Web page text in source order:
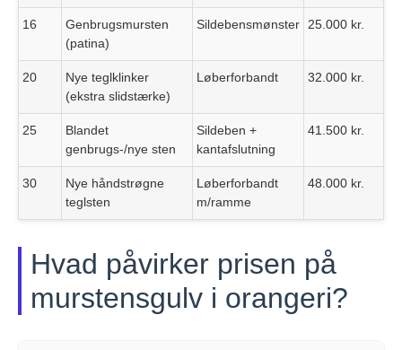
16
Genbrugsmursten
(patina)
Sildebensmønster 25.000 kr.
20
Nye teglklinker
(ekstra slidstærke)
Løberforbandt 32.000 kr.
25
Blandet
genbrugs-/nye sten
Sildeben +
kantafslutning
41.500 kr.
30
Nye håndstrøgne
teglsten
Løberforbandt
m/ramme
48.000 kr.
Hvad påvirker prisen på
murstensgulv i orangeri?